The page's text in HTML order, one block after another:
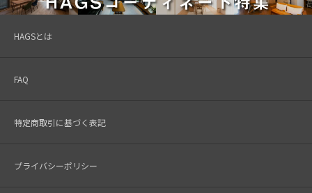
HAGSとは
FAQ
特定商取引に基づく表記
プライバシーポリシー